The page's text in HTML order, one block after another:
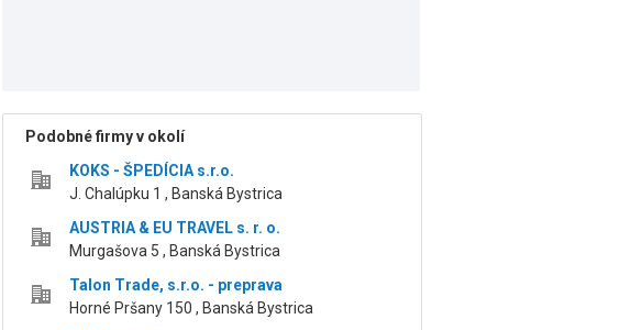
Podobné firmy v okolí
KOKS - ŠPEDÍCIA s.r.o.
J. Chalúpku 1 , Banská Bystrica
AUSTRIA & EU TRAVEL s. r. o.
Murgašova 5 , Banská Bystrica
Talon Trade, s.r.o. - preprava
Horné Pršany 150 , Banská Bystrica